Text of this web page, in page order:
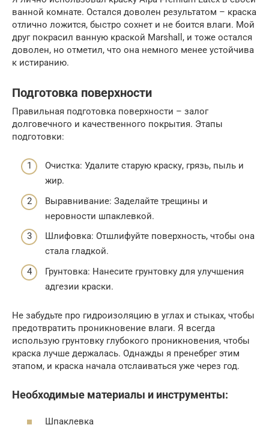
ванной комнате. Остался доволен результатом – краска
отлично ложится, быстро сохнет и не боится влаги. Мой
друг покрасил ванную краской Marshall, и тоже остался
доволен, но отметил, что она немного менее устойчива
к истиранию.
Подготовка поверхности
Правильная подготовка поверхности – залог
долговечного и качественного покрытия. Этапы
подготовки:
Очистка: Удалите старую краску, грязь, пыль и
жир.
Выравнивание: Заделайте трещины и
неровности шпаклевкой.
Шлифовка: Отшлифуйте поверхность, чтобы она
стала гладкой.
Грунтовка: Нанесите грунтовку для улучшения
адгезии краски.
Не забудьте про гидроизоляцию в углах и стыках, чтобы
предотвратить проникновение влаги. Я всегда
использую грунтовку глубокого проникновения, чтобы
краска лучше держалась. Однажды я пренебрег этим
этапом, и краска начала отслаиваться уже через год.
Необходимые материалы и инструменты:
Шпаклевка